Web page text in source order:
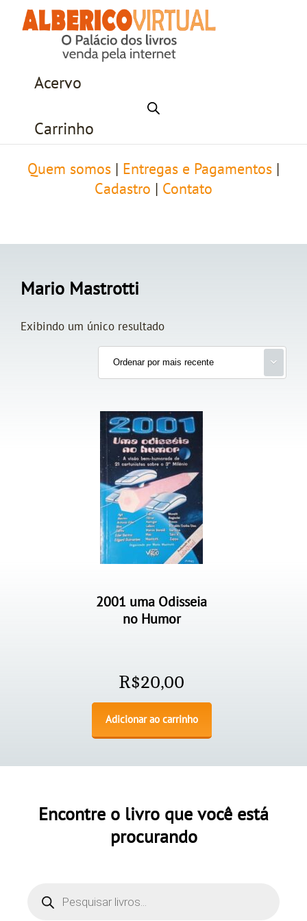
Acervo
Carrinho
Quem somos Entregas e Pagamentos
Cadastro
Contato
Mario Mastrotti
Exibindo um único resultado
2001 uma Odisseia
no Humor
R$20,00
Adicionar ao carrinho
Encontre o livro que você está
procurando